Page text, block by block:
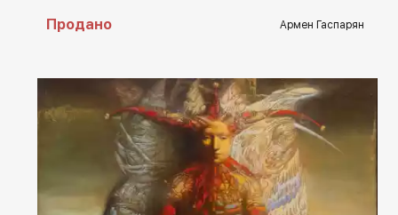
Продано Армен Гаспарян